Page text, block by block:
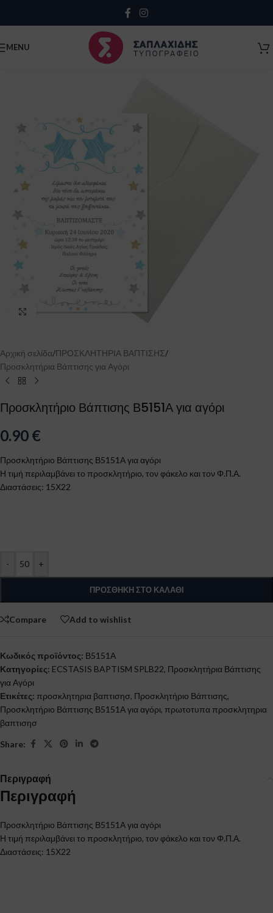
Κλείσιμο
MENU
Click to enlarge
Αρχική σελίδα/ΠΡΟΣΚΛΗΤΗΡΙΑ ΒΑΠΤΙΣΗΣ/
Προσκλητήρια Βάπτισης για Αγόρι
Προσκλητήριο Βάπτισης Β5151Α για αγόρι
0.90 €
Προσκλητήριο Βάπτισης Β5151Α για αγόρι
Η τιμή περιλαμβάνει το προσκλητήριο, τον φάκελο και τον Φ.Π.Α.
Διαστάσεις: 15Χ22
- +
ΠΡΟΣΘΉΚΗ ΣΤΟ ΚΑΛΆΘΙ
Compare Add to wishlist
Κωδικός προϊόντος: Β5151Α
Κατηγορίες: ECSTASIS BAPTISM SPLB22, Προσκλητήρια Βάπτισης
για Αγόρι
Ετικέτες: προσκλητηρια βαπτισησ, Προσκλητήριο Βάπτισης,
Προσκλητήριο Βάπτισης Β5151Α για αγόρι, πρωτοτυπα προσκλητηρια
βαπτισησ
Share:
Περιγραφή
Περιγραφή
Προσκλητήριο Βάπτισης Β5151Α για αγόρι
Η τιμή περιλαμβάνει το προσκλητήριο, τον φάκελο και τον Φ.Π.Α.
Διαστάσεις: 15Χ22